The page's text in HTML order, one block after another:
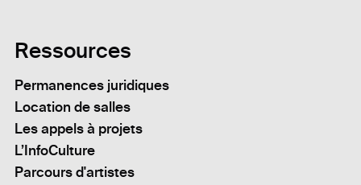
Ressources
Permanences juridiques
Location de salles
Les appels à projets
L’InfoCulture
Parcours d'artistes